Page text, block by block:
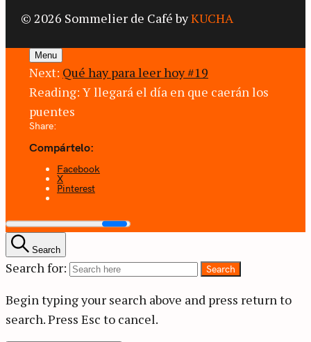
© 2026 Sommelier de Café byKUCHA
Menu
Next: Qué hay para leer hoy #19
Reading: Y llegará el día en que caerán los
puentes
Share:
Compártelo:
Facebook
X
Pinterest
Search
Search for: Search
Begin typing your search above and press return to
search.Press Esc to cancel.